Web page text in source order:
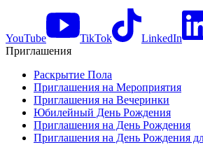
YouTube TikTok LinkedIn
Приглашения
Раскрытие Пола
Приглашения на Мероприятия
Приглашения на Вечеринки
Юбилейный День Рождения
Приглашения на День Рождения
Приглашения на День Рождения